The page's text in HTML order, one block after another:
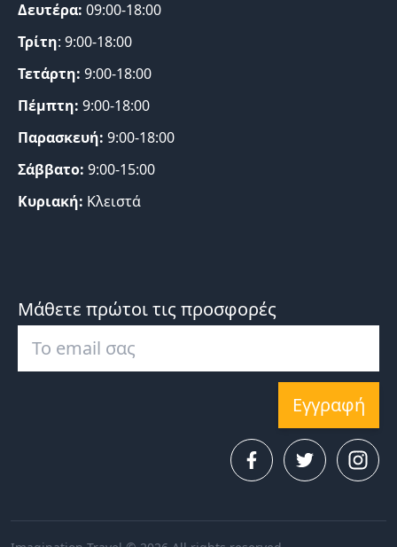
Δευτέρα: 09:00-18:00
Τρίτη: 9:00-18:00
Τετάρτη: 9:00-18:00
Πέμπτη: 9:00-18:00
Παρασκευή: 9:00-18:00
Σάββατο: 9:00-15:00
Κυριακή: Κλειστά
Μάθετε πρώτοι τις προσφορές
Εγγραφή